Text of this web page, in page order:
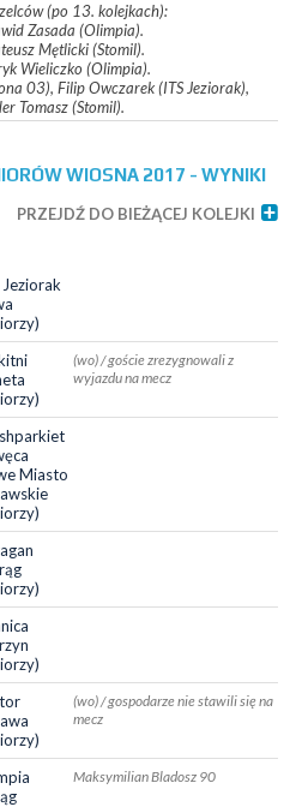
(po 13. kolejkach):
Zasada (Olimpia).
Mętlicki (Stomil).
Wieliczko (Olimpia).
03), Filip Owczarek (ITS Jeziorak),
Tomasz (Stomil).
WIOSNA 2017 - WYNIKI
PRZEJDŹ DO BIEŻĄCEJ KOLEJKI
Jeziorak
(wo) / goście zrezygnowali z
wyjazdu na mecz
Miasto
(wo) / gospodarze nie stawili się na
mecz
Maksymilian Bladosz 90